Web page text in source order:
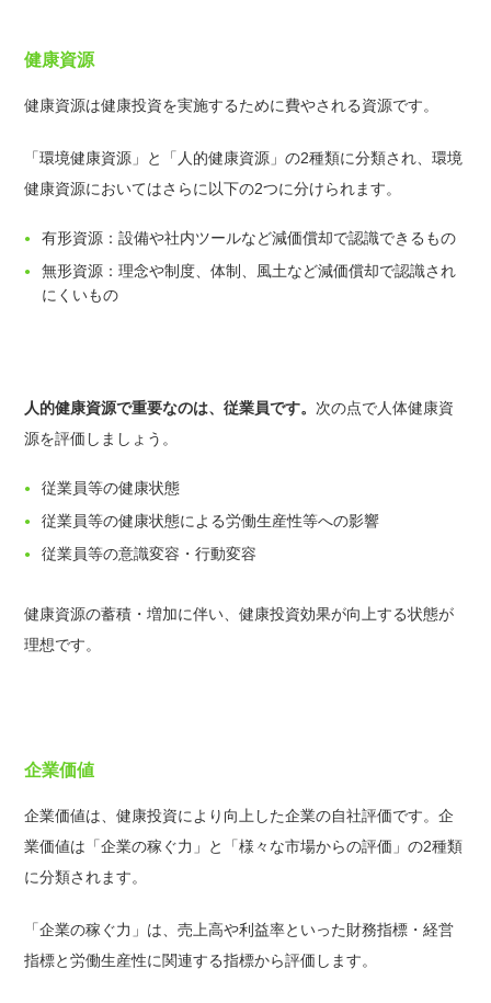
健康資源
健康資源は健康投資を実施するために費やされる資源です。
「環境健康資源」と「人的健康資源」の2種類に分類され、環境
健康資源においてはさらに以下の2つに分けられます。
有形資源：設備や社内ツールなど減価償却で認識できるもの
無形資源：理念や制度、体制、風土など減価償却で認識され
にくいもの
人的健康資源で重要なのは、従業員です。 次の点で人体健康資
源を評価しましょう。
従業員等の健康状態
従業員等の健康状態による労働生産性等への影響
従業員等の意識変容・行動変容
健康資源の蓄積・増加に伴い、健康投資効果が向上する状態が
理想です。
企業価値
企業価値は、健康投資により向上した企業の自社評価です。企
業価値は「企業の稼ぐ力」と「様々な市場からの評価」の2種類
に分類されます。
「企業の稼ぐ力」は、売上高や利益率といった財務指標・経営
指標と労働生産性に関連する指標から評価します。